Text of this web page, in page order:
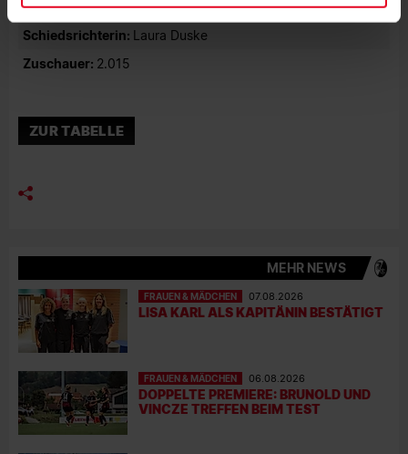
Rote Karten:-
Schiedsrichterin: Laura Duske
Zuschauer: 2.015
ZUR TABELLE
MEHR NEWS
FRAUEN & MÄDCHEN 07.08.2026
LISA KARL ALS KAPITÄNIN BESTÄTIGT
FRAUEN & MÄDCHEN 06.08.2026
DOPPELTE PREMIERE: BRUNOLD UND
VINCZE TREFFEN BEIM TEST